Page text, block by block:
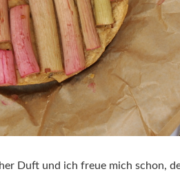
Duft und ich freue mich schon,